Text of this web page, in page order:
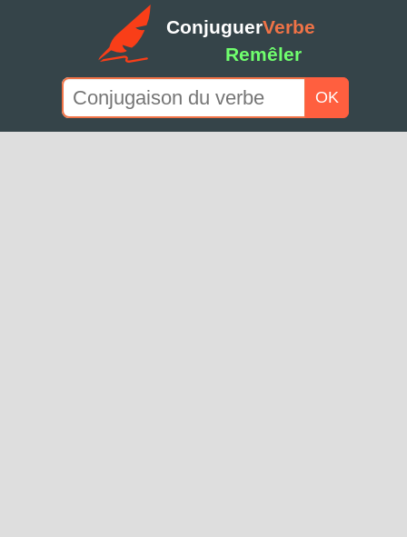
ConjuguerVerbe
Remêler
OK